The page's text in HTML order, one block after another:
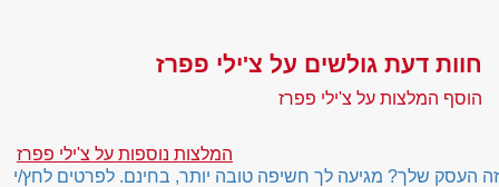
חוות דעת גולשים על צ'ילי פפרז
הוסף המלצות על צ'ילי פפרז
המלצות נוספות על צ'ילי פפרז
זה העסק שלך? מגיעה לך חשיפה טובה יותר, בחינם. לפרטים לחץ/י